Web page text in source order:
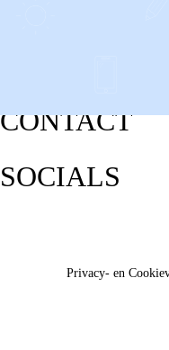
CONTACT
SOCIALS
Privacy- en